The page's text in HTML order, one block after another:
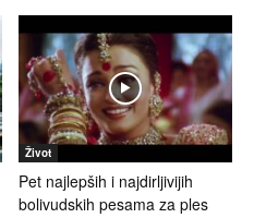
Život
Pet najlepših i najdirljivijih
bolivudskih pesama za ples